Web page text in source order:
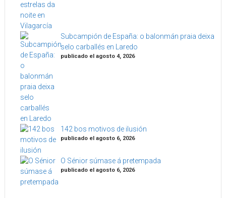
Subcampión de España: o balonmán praia deixa
selo carballés en Laredo
publicado el agosto 4, 2026
142 bos motivos de ilusión
publicado el agosto 6, 2026
O Sénior súmase á pretempada
publicado el agosto 6, 2026